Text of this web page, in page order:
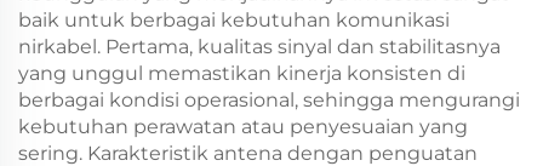
baik untuk berbagai kebutuhan komunikasi
nirkabel. Pertama, kualitas sinyal dan stabilitasnya
yang unggul memastikan kinerja konsisten di
berbagai kondisi operasional, sehingga mengurangi
kebutuhan perawatan atau penyesuaian yang
sering. Karakteristik antena dengan penguatan